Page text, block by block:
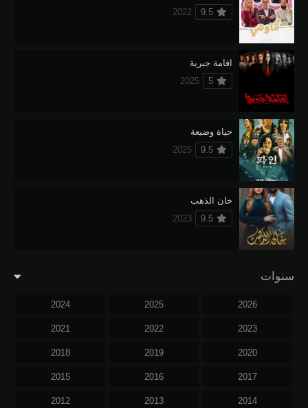
9.5
2022
اقامة جبرية
5
2025
حياة وضيعة
9.5
2025
خان الذهب
9.5
2023
سنوات
2026
2025
2024
2023
2022
2021
2020
2019
2018
2017
2016
2015
2014
2013
2012